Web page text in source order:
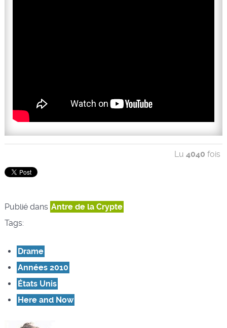
Lu4040 fois
Publié dans Antre de la Crypte
Tags:
Drame
Années 2010
États Unis
Here and Now